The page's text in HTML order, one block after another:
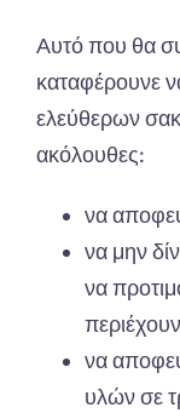
Αυτό που θα
καταφέρουνε
ελεύθερων
ακόλουθες:
να
να μην
να
να
υλών σε